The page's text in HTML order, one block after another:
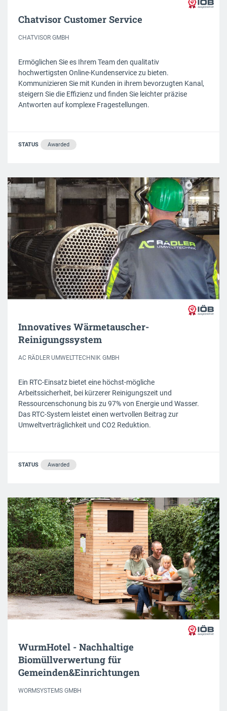
Chatvisor Customer Service
CHATVISOR GMBH
Ermöglichen Sie es Ihrem Team den qualitativ
hochwertigsten Online-Kundenservice zu bieten.
Kommunizieren Sie mit Kunden in ihrem bevorzugten Kanal,
steigern Sie die Effizienz und finden Sie leichter präzise
Antworten auf komplexe Fragestellungen.
STATUS Awarded
Innovatives Wärmetauscher-
Reinigungssystem
AC RÄDLER UMWELTTECHNIK GMBH
Ein RTC-Einsatz bietet eine höchst-mögliche
Arbeitssicherheit, bei kürzerer Reinigungszeit und
Ressourcenschonung bis zu 97% von Energie und Wasser.
Das RTC-System leistet einen wertvollen Beitrag zur
Umweltverträglichkeit und CO2 Reduktion.
STATUS Awarded
WurmHotel - Nachhaltige
Biomüllverwertung für
Gemeinden&Einrichtungen
WORMSYSTEMS GMBH